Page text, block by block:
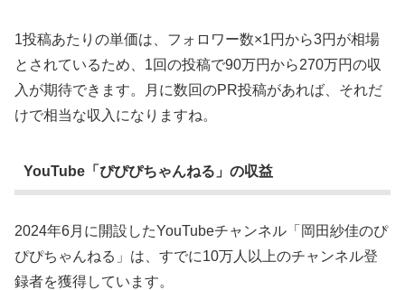
1投稿あたりの単価は、フォロワー数×1円から3円が相場
とされているため、1回の投稿で90万円から270万円の収
入が期待できます。月に数回のPR投稿があれば、それだ
けで相当な収入になりますね。
YouTube「ぴぴぴちゃんねる」の収益
2024年6月に開設したYouTubeチャンネル「岡田紗佳のぴ
ぴぴちゃんねる」は、すでに10万人以上のチャンネル登
録者を獲得しています。